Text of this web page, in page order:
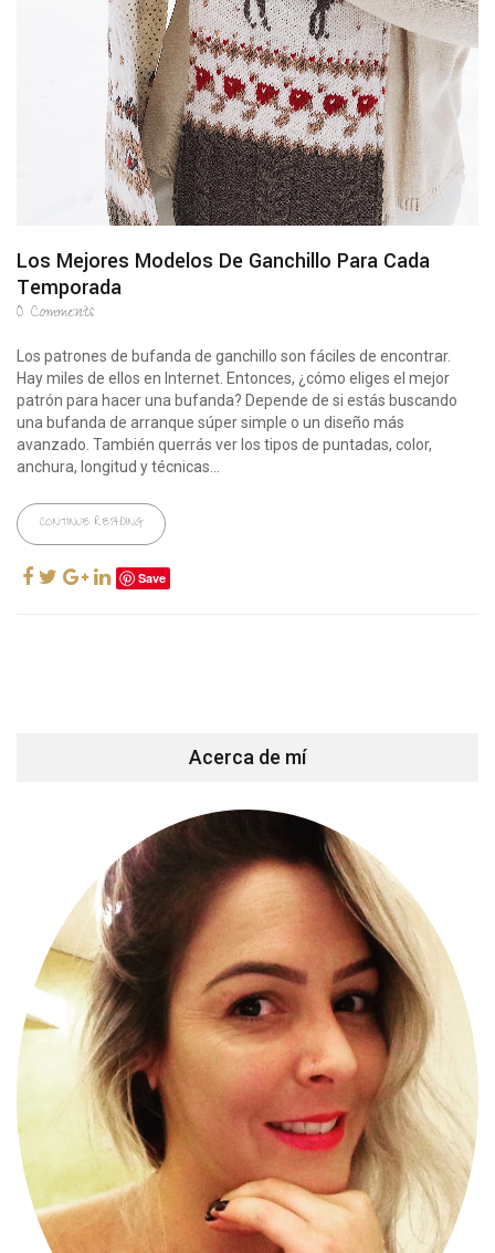
Los Mejores Modelos De Ganchillo Para Cada
Temporada
0 Comments
Los patrones de bufanda de ganchillo son fáciles de encontrar.
Hay miles de ellos en Internet. Entonces, ¿cómo eliges el mejor
patrón para hacer una bufanda? Depende de si estás buscando
una bufanda de arranque súper simple o un diseño más
avanzado. También querrás ver los tipos de puntadas, color,
anchura, longitud y técnicas...
CONTINUE READING
Save
Acerca de mí